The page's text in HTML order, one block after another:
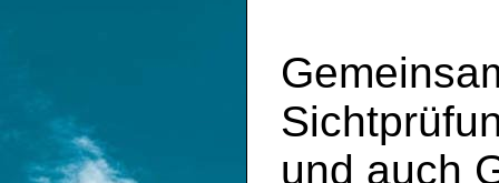
und auch